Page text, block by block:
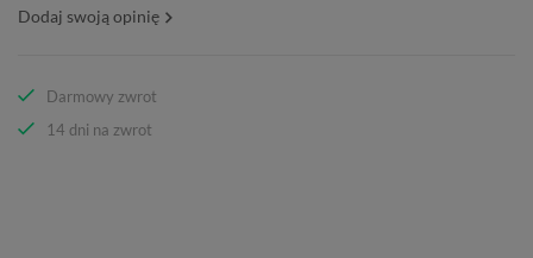
Dodaj swoją opinię
Darmowy zwrot
14 dni na zwrot